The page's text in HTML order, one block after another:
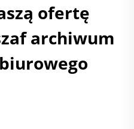
ofertę
archiwum